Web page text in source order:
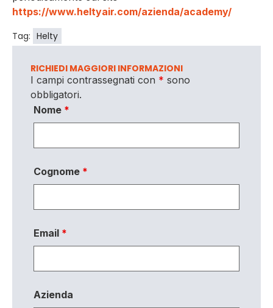
https://www.heltyair.com/azienda/academy/
Tag: Helty
RICHIEDI MAGGIORI INFORMAZIONI
I campi contrassegnati con * sono
obbligatori.
Nome *
Cognome *
Email *
Azienda